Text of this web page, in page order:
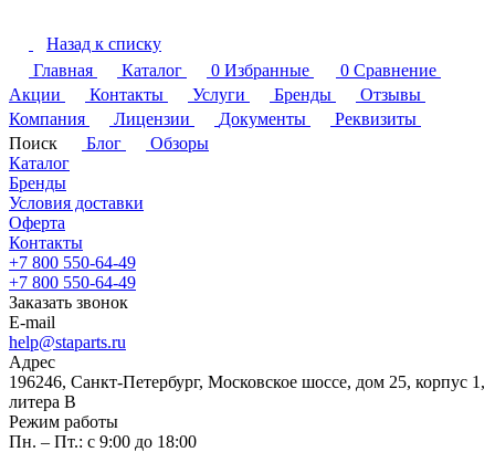
Назад к списку
Главная
Каталог 0 Избранные 0 Сравнение
Акции
Контакты Услуги Бренды
Отзывы
Компания
Лицензии Документы
Реквизиты
Поиск
Блог
Обзоры
Каталог
Бренды
Условия доставки
Оферта
Контакты
+7 800 550-64-49
+7 800 550-64-49
Заказать звонок
E-mail
help@staparts.ru
Адрес
196246, Санкт-Петербург, Московское шоссе, дом 25, корпус 1,
литера В
Режим работы
Пн. – Пт.: с 9:00 до 18:00